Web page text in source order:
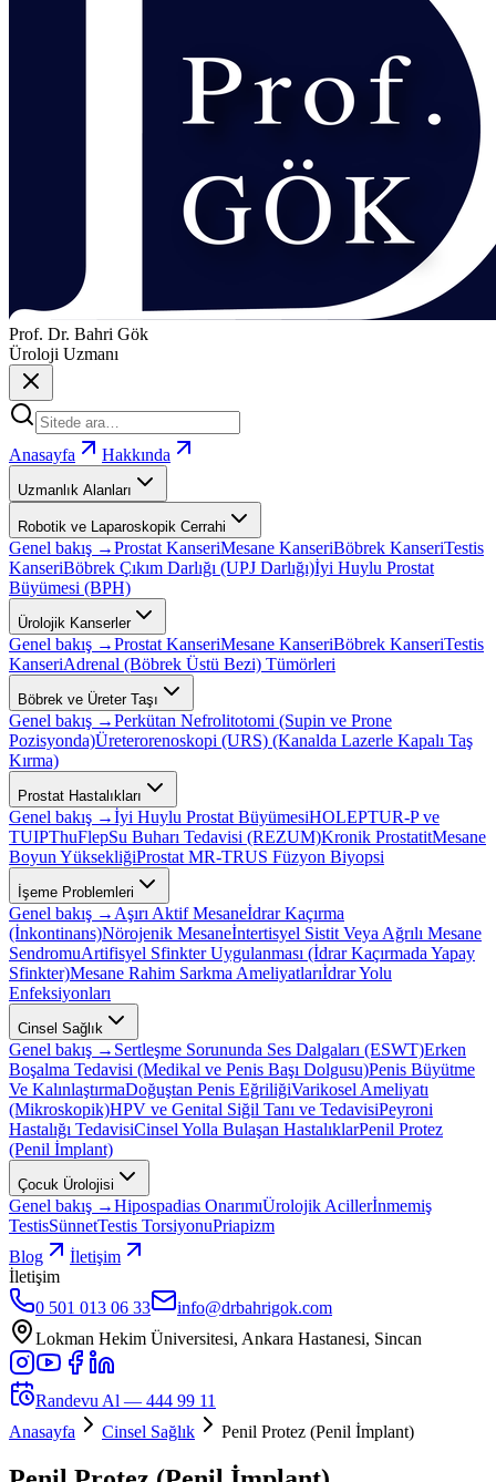
Prof. Dr. Bahri Gök
Üroloji Uzmanı
Anasayfa Hakkında
Uzmanlık Alanları
Robotik ve Laparoskopik Cerrahi
Genel bakış →Prostat KanseriMesane KanseriBöbrek KanseriTestis
KanseriBöbrek Çıkım Darlığı (UPJ Darlığı)İyi Huylu Prostat
Büyümesi (BPH)
Ürolojik Kanserler
Genel bakış →Prostat KanseriMesane KanseriBöbrek KanseriTestis
KanseriAdrenal (Böbrek Üstü Bezi) Tümörleri
Böbrek ve Üreter Taşı
Genel bakış →Perkütan Nefrolitotomi (Supin ve Prone
Pozisyonda)Üreterorenoskopi (URS) (Kanalda Lazerle Kapalı Taş
Kırma)
Prostat Hastalıkları
Genel bakış →İyi Huylu Prostat BüyümesiHOLEPTUR-P ve
TUIPThuFlepSu Buharı Tedavisi (REZUM)Kronik ProstatitMesane
Boyun YüksekliğiProstat MR-TRUS Füzyon Biyopsi
İşeme Problemleri
Genel bakış → Aşırı Aktif Mesaneİdrar Kaçırma
(İnkontinans)Nörojenik Mesaneİntertisyel Sistit Veya Ağrılı Mesane
SendromuArtifisyel Sfinkter Uygulanması (İdrar Kaçırmada Yapay
Sfinkter)Mesane Rahim Sarkma Ameliyatlarıİdrar Yolu
Enfeksiyonları
Cinsel Sağlık
Genel bakış → Sertleşme Sorununda Ses Dalgaları (ESWT)Erken
Boşalma Tedavisi (Medikal ve Penis Başı Dolgusu)Penis Büyütme
Ve KalınlaştırmaDoğuştan Penis EğriliğiVarikosel Ameliyatı
(Mikroskopik)HPV ve Genital Siğil Tanı ve TedavisiPeyroni
Hastalığı TedavisiCinsel Yolla Bulaşan HastalıklarPenil Protez
(Penil İmplant)
Çocuk Ürolojisi
Genel bakış →Hipospadias OnarımıÜrolojik Acillerİnmemiş
TestisSünnetTestis TorsiyonuPriapizm
Blog
İletişim
İletişim
0 501 013 06 33
info@drbahrigok.com
Lokman Hekim Üniversitesi, Ankara Hastanesi, Sincan
Randevu Al — 444 99 11
Anasayfa
Cinsel Sağlık Penil Protez (Penil İmplant)